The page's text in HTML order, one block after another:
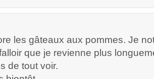
les gâteaux aux pommes. Je
que je revienne plus
de tout voir.